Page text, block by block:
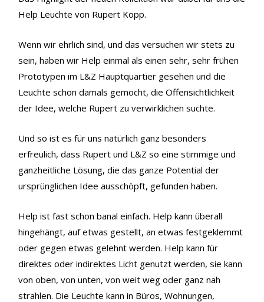
Help Leuchte von Rupert Kopp.
Wenn wir ehrlich sind, und das versuchen wir stets zu
sein, haben wir Help einmal als einen sehr, sehr frühen
Prototypen im L&Z Hauptquartier gesehen und die
Leuchte schon damals gemocht, die Offensichtlichkeit
der Idee, welche Rupert zu verwirklichen suchte.
Und so ist es für uns natürlich ganz besonders
erfreulich, dass Rupert und L&Z so eine stimmige und
ganzheitliche Lösung, die das ganze Potential der
ursprünglichen Idee ausschöpft, gefunden haben.
Help ist fast schon banal einfach. Help kann überall
hingehängt, auf etwas gestellt, an etwas festgeklemmt
oder gegen etwas gelehnt werden. Help kann für
direktes oder indirektes Licht genutzt werden, sie kann
von oben, von unten, von weit weg oder ganz nah
strahlen. Die Leuchte kann in Büros, Wohnungen,